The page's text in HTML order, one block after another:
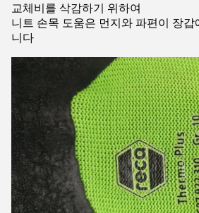
교체비를 삭감하기 위하여
니트 손목 도움은 먼지와 파편이 장
니다